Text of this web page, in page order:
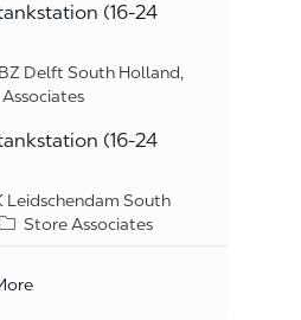
(16-24
Delft South Holland,
(16-24
Leidschendam South
Category
Store Associates